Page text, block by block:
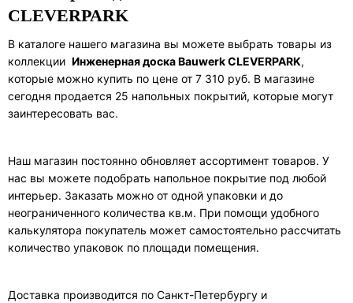
CLEVERPARK
В каталоге нашего магазина вы можете выбрать товары из
коллекции Инженерная доска Bauwerk CLEVERPARK,
которые можно купить по цене от 7 310 руб. В магазине
сегодня продается 25 напольных покрытий, которые могут
заинтересовать вас.
Наш магазин постоянно обновляет ассортимент товаров. У
нас вы можете подобрать напольное покрытие под любой
интерьер. Заказать можно от одной упаковки и до
неограниченного количества кв.м. При помощи удобного
калькулятора покупатель может самостоятельно рассчитать
количество упаковок по площади помещения.
Доставка производится по Санкт-Петербургу и